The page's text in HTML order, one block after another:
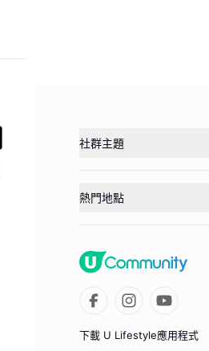
社群主題
熱門地點
下載 U Lifestyle應用程式